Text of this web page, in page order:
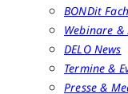
BONDit
Webinare &
DELO News
Termine &
Presse &